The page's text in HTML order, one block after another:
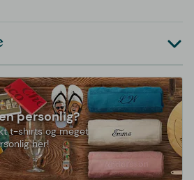
personlig?
t-shirts og meget
her!